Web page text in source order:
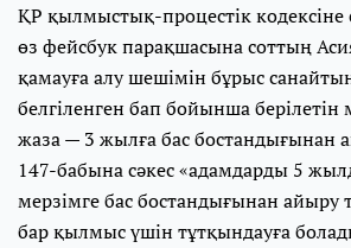
ҚР қылмыстық-процестік
өз фейсбук парақшасына соттың
қамауға алу шешімін бұрыс
белгіленген бап бойынша
жаза — 3 жылға бас бостандығынан
147-бабына сәкес «адамдарды 5
мерзімге бас бостандығынан айыру
бар қылмыс үшін тұтқындауға